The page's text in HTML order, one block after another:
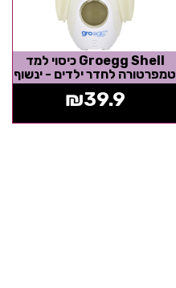
Groegg Shell כיסוי למד
טמפרטורה לחדר ילדים - ינשוף
₪39.9